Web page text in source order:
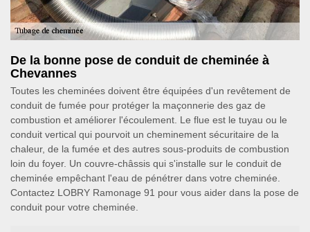
De la bonne pose de conduit de cheminée à
Chevannes
Toutes les cheminées doivent être équipées d'un revêtement de
conduit de fumée pour protéger la maçonnerie des gaz de
combustion et améliorer l'écoulement. Le flue est le tuyau ou le
conduit vertical qui pourvoit un cheminement sécuritaire de la
chaleur, de la fumée et des autres sous-produits de combustion
loin du foyer. Un couvre-châssis qui s'installe sur le conduit de
cheminée empêchant l'eau de pénétrer dans votre cheminée.
Contactez LOBRY Ramonage 91 pour vous aider dans la pose de
conduit pour votre cheminée.